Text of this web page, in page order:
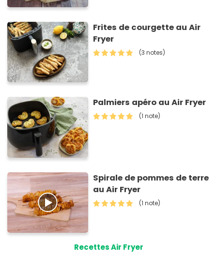
Frites de courgette au Air
Fryer
(3 notes)
Palmiers apéro au Air Fryer
(1 note)
Spirale de pommes de terre
au Air Fryer
(1 note)
Recettes Air Fryer